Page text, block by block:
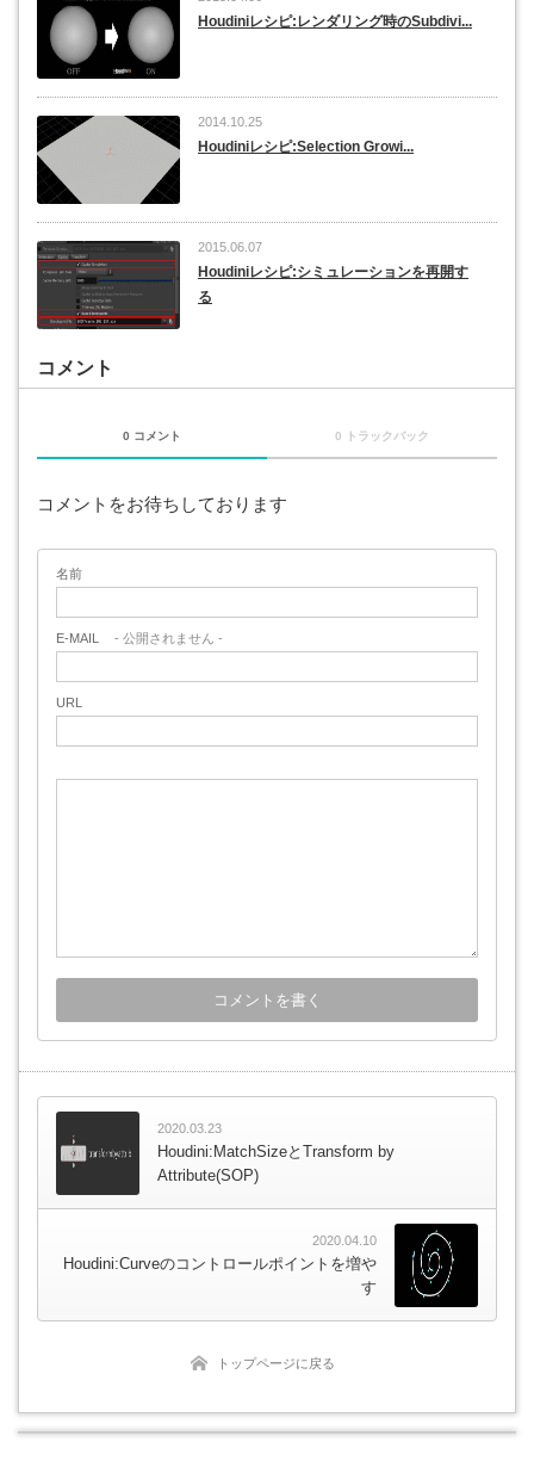
Houdiniレシピ:レンダリング時のSubdivi...
2014.10.25
Houdiniレシピ:Selection Growi...
2015.06.07
Houdiniレシピ:シミュレーションを再開す
る
コメント
0 コメント 0 トラックバック
コメントをお待ちしております
名前
E-MAIL - 公開されません -
URL
2020.03.23
Houdini:MatchSizeとTransform by
Attribute(SOP)
2020.04.10
Houdini:Curveのコントロールポイントを増や
す
トップページに戻る